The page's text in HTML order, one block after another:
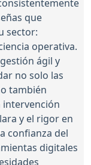
que
sector:
operativa.
ágil y
no solo las
también
intervención
y el rigor en
confianza del
digitales